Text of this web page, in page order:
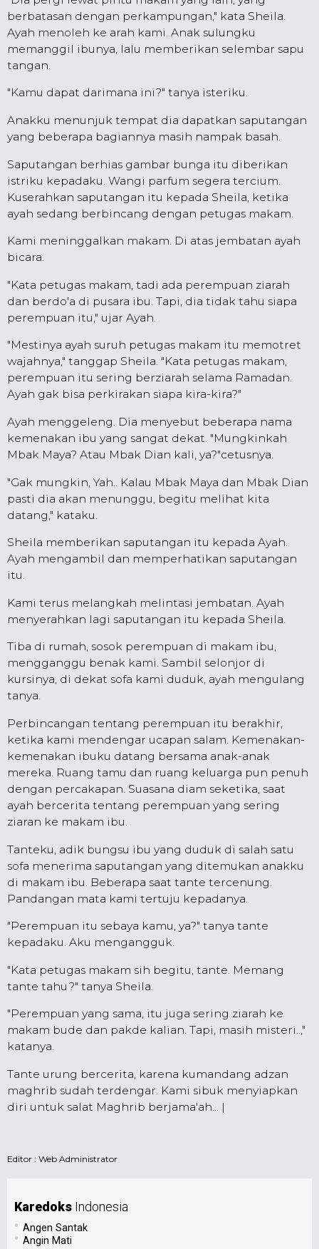
berbatasan dengan perkampungan," kata Sheila.
Ayah menoleh ke arah kami. Anak sulungku
memanggil ibunya, lalu memberikan selembar sapu
tangan.
"Kamu dapat darimana ini?" tanya isteriku.
Anakku menunjuk tempat dia dapatkan saputangan
yang beberapa bagiannya masih nampak basah.
Saputangan berhias gambar bunga itu diberikan
istriku kepadaku. Wangi parfum segera tercium.
Kuserahkan saputangan itu kepada Sheila, ketika
ayah sedang berbincang dengan petugas makam.
Kami meninggalkan makam. Di atas jembatan ayah
bicara.
"Kata petugas makam, tadi ada perempuan ziarah
dan berdo'a di pusara ibu. Tapi, dia tidak tahu siapa
perempuan itu," ujar Ayah.
"Mestinya ayah suruh petugas makam itu memotret
wajahnya," tanggap Sheila. "Kata petugas makam,
perempuan itu sering berziarah selama Ramadan.
Ayah gak bisa perkirakan siapa kira-kira?"
Ayah menggeleng. Dia menyebut beberapa nama
kemenakan ibu yang sangat dekat. "Mungkinkah
Mbak Maya? Atau Mbak Dian kali, ya?"cetusnya.
"Gak mungkin, Yah.. Kalau Mbak Maya dan Mbak Dian
pasti dia akan menunggu, begitu melihat kita
datang," kataku.
Sheila memberikan saputangan itu kepada Ayah.
Ayah mengambil dan memperhatikan saputangan
itu.
Kami terus melangkah melintasi jembatan. Ayah
menyerahkan lagi saputangan itu kepada Sheila.
Tiba di rumah, sosok perempuan di makam ibu,
mengganggu benak kami. Sambil selonjor di
kursinya, di dekat sofa kami duduk, ayah mengulang
tanya.
Perbincangan tentang perempuan itu berakhir,
ketika kami mendengar ucapan salam. Kemenakan-
kemenakan ibuku datang bersama anak-anak
mereka. Ruang tamu dan ruang keluarga pun penuh
dengan percakapan. Suasana diam seketika, saat
ayah bercerita tentang perempuan yang sering
ziaran ke makam ibu.
Tanteku, adik bungsu ibu yang duduk di salah satu
sofa menerima saputangan yang ditemukan anakku
di makam ibu. Beberapa saat tante tercenung.
Pandangan mata kami tertuju kepadanya.
"Perempuan itu sebaya kamu, ya?" tanya tante
kepadaku. Aku mengangguk.
"Kata petugas makam sih begitu, tante. Memang
tante tahu?" tanya Sheila.
"Perempuan yang sama, itu juga sering ziarah ke
makam bude dan pakde kalian. Tapi, masih misteri..,"
katanya.
Tante urung bercerita, karena kumandang adzan
maghrib sudah terdengar. Kami sibuk menyiapkan
diri untuk salat Maghrib berjama'ah... |
Editor : Web Administrator
Karedoks Indonesia
• Angen Santak
• Angin Mati